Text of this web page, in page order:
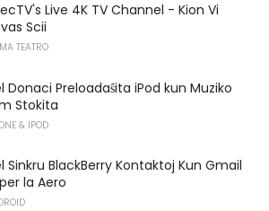
Live 4K TV Channel - Kion Vi
Scii
TEATRO
Donaci Preloadaŝita iPod kun Muziko
Stokita
& IPOD
Sinkru BlackBerry Kontaktoj Kun Gmail
la Aero